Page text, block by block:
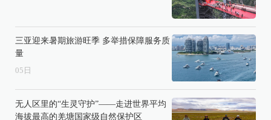
三亚迎来暑期旅游旺季 多举措保障服务质
量
05 日
无人区里的“生灵守护”——走进世界平均
海拔最高的羌塘国家级自然保护区